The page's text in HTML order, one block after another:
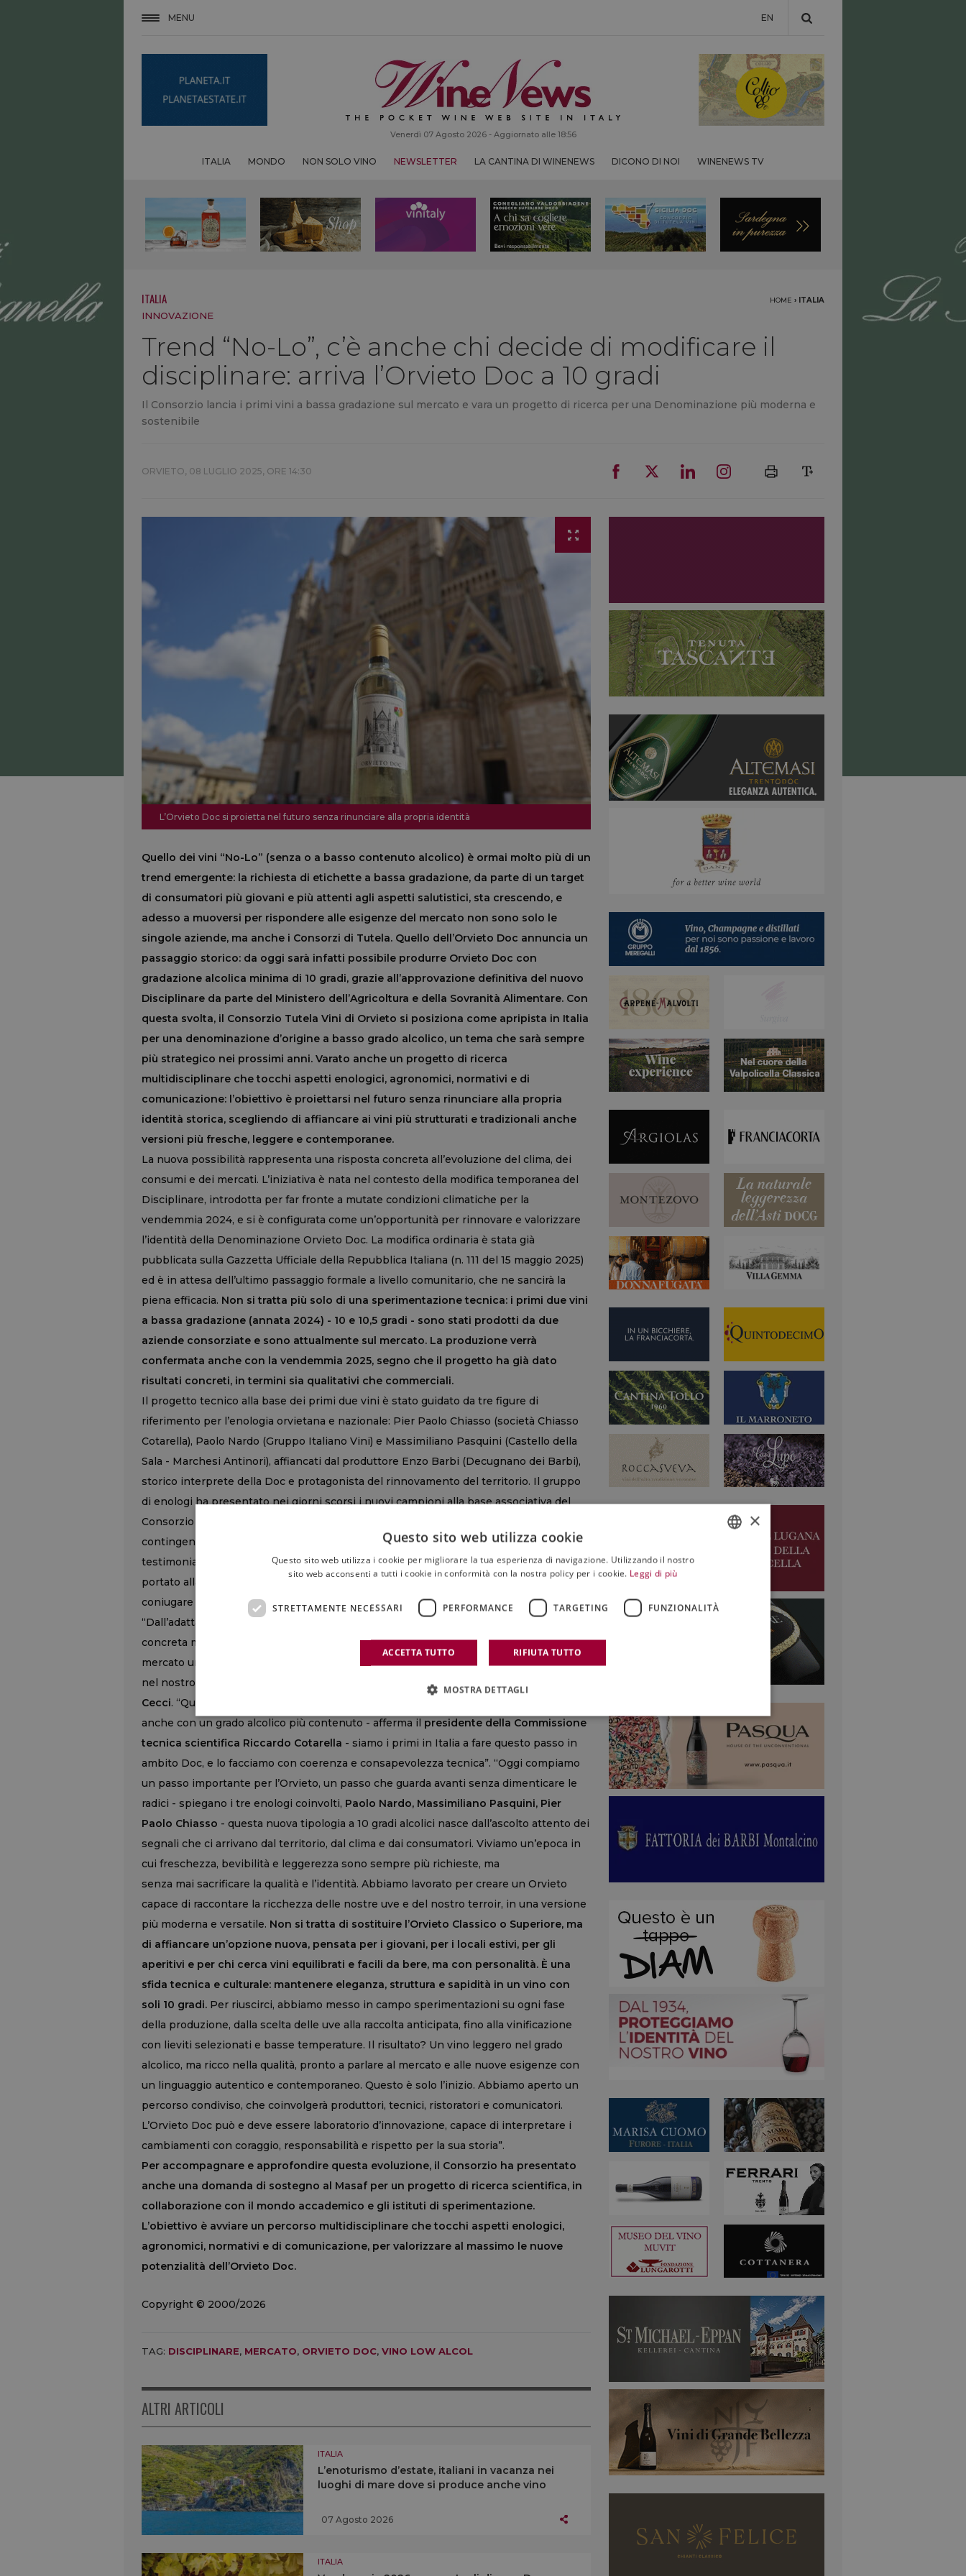
MENU EN
Venerdì 07 Agosto 2026 - Aggiornato alle 18:56
ITALIA MONDO NON SOLO VINO NEWSLETTER LA CANTINA DI WINENEWS DICONO DI NOI WINENEWS TV
ITALIA HOME › ITALIA
INNOVAZIONE
Trend “No-Lo”, c’è anche chi decide di modificare il
disciplinare: arriva l’Orvieto Doc a 10 gradi
Il Consorzio lancia i primi vini a bassa gradazione sul mercato e vara un progetto di ricerca per una Denominazione più moderna e
sostenibile
ORVIETO, 08 LUGLIO 2025, ORE 14:30
L’Orvieto Doc si proietta nel futuro senza rinunciare alla propria identità
Quello dei vini “No-Lo” (senza o a basso contenuto alcolico) è ormai molto più di un
trend emergente: la richiesta di etichette a bassa gradazione, da parte di un target
di consumatori più giovani e più attenti agli aspetti salutistici, sta crescendo, e
adesso a muoversi per rispondere alle esigenze del mercato non sono solo le
singole aziende, ma anche i Consorzi di Tutela. Quello dell’Orvieto Doc annuncia un
passaggio storico: da oggi sarà infatti possibile produrre Orvieto Doc con
gradazione alcolica minima di 10 gradi, grazie all’approvazione definitiva del nuovo
Disciplinare da parte del Ministero dell’Agricoltura e della Sovranità Alimentare. Con
questa svolta, il Consorzio Tutela Vini di Orvieto si posiziona come apripista in Italia
per una denominazione d’origine a basso grado alcolico, un tema che sarà sempre
più strategico nei prossimi anni. Varato anche un progetto di ricerca
multidisciplinare che tocchi aspetti enologici, agronomici, normativi e di
comunicazione: l’obiettivo è proiettarsi nel futuro senza rinunciare alla propria
identità storica, scegliendo di affiancare ai vini più strutturati e tradizionali anche
versioni più fresche, leggere e contemporanee.
La nuova possibilità rappresenta una risposta concreta all’evoluzione del clima, dei
consumi e dei mercati. L’iniziativa è nata nel contesto della modifica temporanea del
Disciplinare, introdotta per far fronte a mutate condizioni climatiche per la
vendemmia 2024, e si è configurata come un’opportunità per rinnovare e valorizzare
l’identità della Denominazione Orvieto Doc. La modifica ordinaria è stata già
pubblicata sulla Gazzetta Ufficiale della Repubblica Italiana (n. 111 del 15 maggio 2025)
ed è in attesa dell’ultimo passaggio formale a livello comunitario, che ne sancirà la
piena efficacia. Non si tratta più solo di una sperimentazione tecnica: i primi due vini
a bassa gradazione (annata 2024) - 10 e 10,5 gradi - sono stati prodotti da due
aziende consorziate e sono attualmente sul mercato. La produzione verrà
confermata anche con la vendemmia 2025, segno che il progetto ha già dato
risultati concreti, in termini sia qualitativi che commerciali.
Il progetto tecnico alla base dei primi due vini è stato guidato da tre figure di
riferimento per l’enologia orvietana e nazionale: Pier Paolo Chiasso (società Chiasso
Cotarella), Paolo Nardo (Gruppo Italiano Vini) e Massimiliano Pasquini (Castello della
Sala - Marchesi Antinori), affiancati dal produttore Enzo Barbi (Decugnano dei Barbi),
storico interprete della Doc e protagonista del rinnovamento del territorio. Il gruppo
di enologi ha presentato nei giorni scorsi i nuovi campioni alla base associativa del
Consorzio Tutela Vini di Orvieto, con l’intento di dimostrare come un’esigenza
contingente possa tradursi in un’opportunità concreta. L’iniziativa, oltre a
testimoniare un significativo spirito di coesione all’interno della Denominazione, ha
portato alla luce due vini dal profilo sorprendente: interpretazioni inedite, capaci di
coniugare innovazione e coerenza stilistica, che aprono nuove prospettive.
“Dall’adattamento climatico nasce un’idea di valore. Con la modifica al Disciplinare e la
concreta messa in commercio dei primi Orvieto Doc a bassa gradazione, offriamo al
mercato una risposta reale: vini più moderni, più leggeri, ma profondamente radicati
nel nostro territorio” commenta
il presidente del Consorzio Orvieto Doc Vincenzo
Cecci. “Questo risultato dimostra che un vino può rimanere identitario e di qualità
anche con un grado alcolico più contenuto - afferma il presidente della Commissione
tecnica scientifica Riccardo Cotarella - siamo i primi in Italia a fare questo passo in
ambito Doc, e lo facciamo con coerenza e consapevolezza tecnica”. “Oggi compiamo
un passo importante per l’Orvieto, un passo che guarda avanti senza dimenticare le
radici - spiegano i tre enologi coinvolti, Paolo Nardo, Massimiliano Pasquini, Pier
Paolo Chiasso - questa nuova tipologia a 10 gradi alcolici nasce dall’ascolto attento dei
segnali che ci arrivano dal territorio, dal clima e dai consumatori. Viviamo un’epoca in
cui freschezza, bevibilità e leggerezza sono sempre più richieste, ma
senza mai sacrificare la qualità e l’identità. Abbiamo lavorato per creare un Orvieto
capace di raccontare la ricchezza delle nostre uve e del nostro terroir, in una versione
più moderna e versatile. Non si tratta di sostituire l’Orvieto Classico o Superiore, ma
di affiancare un’opzione nuova, pensata per i giovani, per i locali estivi, per gli
aperitivi e per chi cerca vini equilibrati e facili da bere, ma con personalità. È una
sfida tecnica e culturale: mantenere eleganza, struttura e sapidità in un vino con
soli 10 gradi. Per riuscirci, abbiamo messo in campo sperimentazioni su ogni fase
della produzione, dalla scelta delle uve alla raccolta anticipata, fino alla vinificazione
con lieviti selezionati e basse temperature. Il risultato? Un vino leggero nel grado
alcolico, ma ricco nella qualità, pronto a parlare al mercato e alle nuove esigenze con
un linguaggio autentico e contemporaneo. Questo è solo l’inizio. Abbiamo aperto un
percorso condiviso, che coinvolgerà produttori, tecnici, ristoratori e comunicatori.
L’Orvieto Doc può e deve essere laboratorio d’innovazione, capace di interpretare i
cambiamenti con coraggio, responsabilità e rispetto per la sua storia”.
Per accompagnare e approfondire questa evoluzione, il Consorzio ha presentato
anche una domanda di sostegno al Masaf per un progetto di ricerca scientifica, in
collaborazione con il mondo accademico e gli istituti di sperimentazione.
L’obiettivo è avviare un percorso multidisciplinare che tocchi aspetti enologici,
agronomici, normativi e di comunicazione, per valorizzare al massimo le nuove
potenzialità dell’Orvieto Doc.
Copyright © 2000/2026
TAG: DISCIPLINARE, MERCATO, ORVIETO DOC, VINO LOW ALCOL
ALTRI ARTICOLI
ITALIA
L’enoturismo d’estate, italiani in vacanza nei
luoghi di mare dove si produce anche vino
07 Agosto 2026
ITALIA
×
Questo sito web utilizza cookie
Questo sito web utilizza i cookie per migliorare la tua esperienza di navigazione. Utilizzando il nostro
sito web acconsenti a tutti i cookie in conformità con la nostra policy per i cookie. Leggi di più
STRETTAMENTE NECESSARI PERFORMANCE TARGETING FUNZIONALITÀ
ACCETTA TUTTO RIFIUTA TUTTO
MOSTRA DETTAGLI